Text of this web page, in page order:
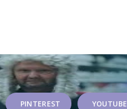
PINTEREST YOUTUBE